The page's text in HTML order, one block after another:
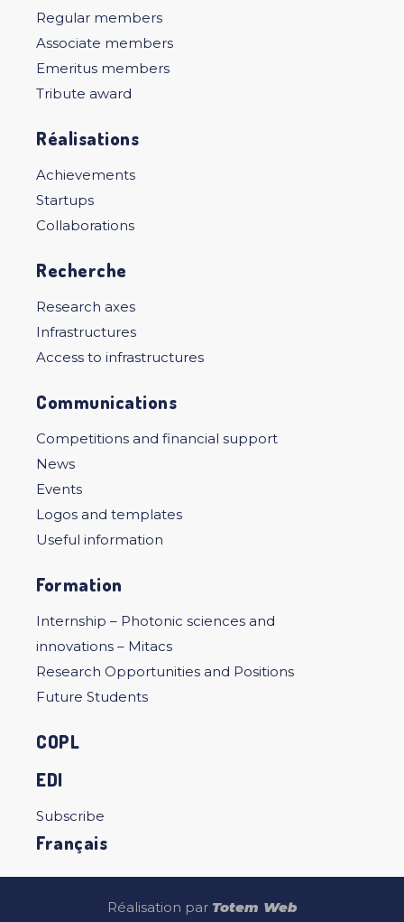
Regular members
Associate members
Emeritus members
Tribute award
Réalisations
Achievements
Startups
Collaborations
Recherche
Research axes
Infrastructures
Access to infrastructures
Communications
Competitions and financial support
News
Events
Logos and templates
Useful information
Formation
Internship – Photonic sciences and
innovations – Mitacs
Research Opportunities and Positions
Future Students
COPL
EDI
Subscribe
Français
Réalisation par Totem Web